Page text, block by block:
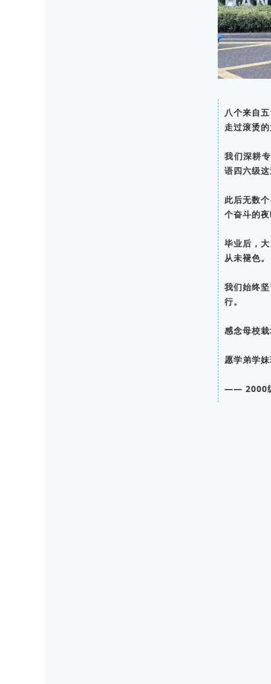
八个来自
走过滚烫
我们深耕
语四六级
此后无数
个奋斗的
毕业后，
从未褪色。
我们始终
行。
感念母校
愿学弟学
—— 2000